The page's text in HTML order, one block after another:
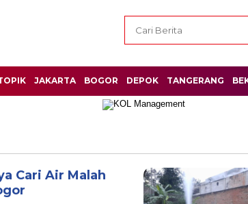
JAKARTA BOGOR DEPOK TANGERANG
Cari Air Malah